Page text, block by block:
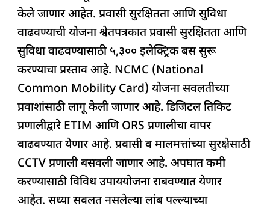
केले जाणार आहेत. प्रवासी सुरक्षितता आणि सुविधा
वाढवण्याची योजना श्वेतपत्रकात प्रवासी सुरक्षितता आणि
सुविधा वाढवण्यासाठी ५,३०० इलेक्ट्रिक बस सुरू
करण्याचा प्रस्ताव आहे. NCMC (National
Common Mobility Card) योजना सवलतीच्या
प्रवाशांसाठी लागू केली जाणार आहे. डिजिटल तिकिट
प्रणालीद्वारे ETIM आणि ORS प्रणालीचा वापर
वाढवण्यात येणार आहे. प्रवासी व मालमत्तांच्या सुरक्षेसाठी
CCTV प्रणाली बसवली जाणार आहे. अपघात कमी
करण्यासाठी विविध उपाययोजना राबवण्यात येणार
आहेत. सध्या सवलत नसलेल्या लांब पल्ल्याच्या